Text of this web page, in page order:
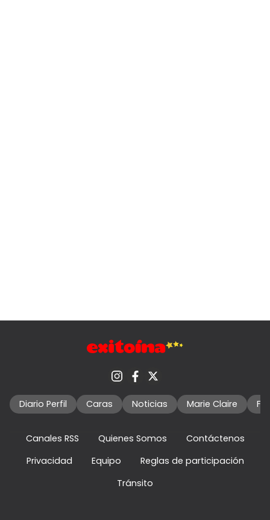
Diario Perfil Caras Noticias Marie Claire
Canales RSS Quienes Somos
Contáctenos
Privacidad
Equipo
Reglas de participación
Tránsito